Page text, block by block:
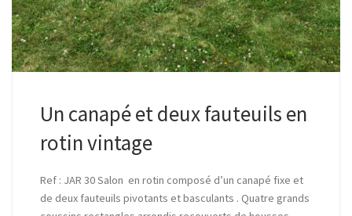
Un canapé et deux fauteuils en
rotin vintage
Ref : JAR 30 Salon en rotin composé d’un canapé fixe et
de deux fauteuils pivotants et basculants . Quatre grands